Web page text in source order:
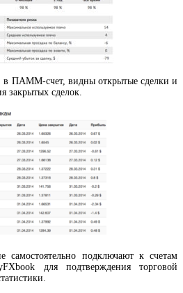
в ПАММ-счет, видны открытые сделки и
закрытых сделок.
самостоятельно подключают к счетам
для подтверждения торговой